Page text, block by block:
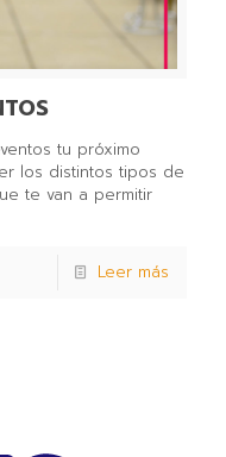
tu próximo
los distintos tipos de
te van a permitir
Leer más